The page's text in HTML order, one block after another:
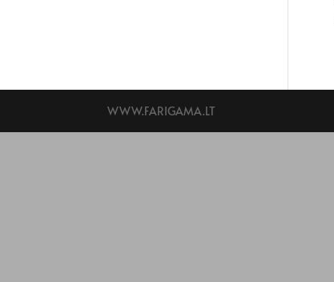
WWW.FARIGAMA.LT